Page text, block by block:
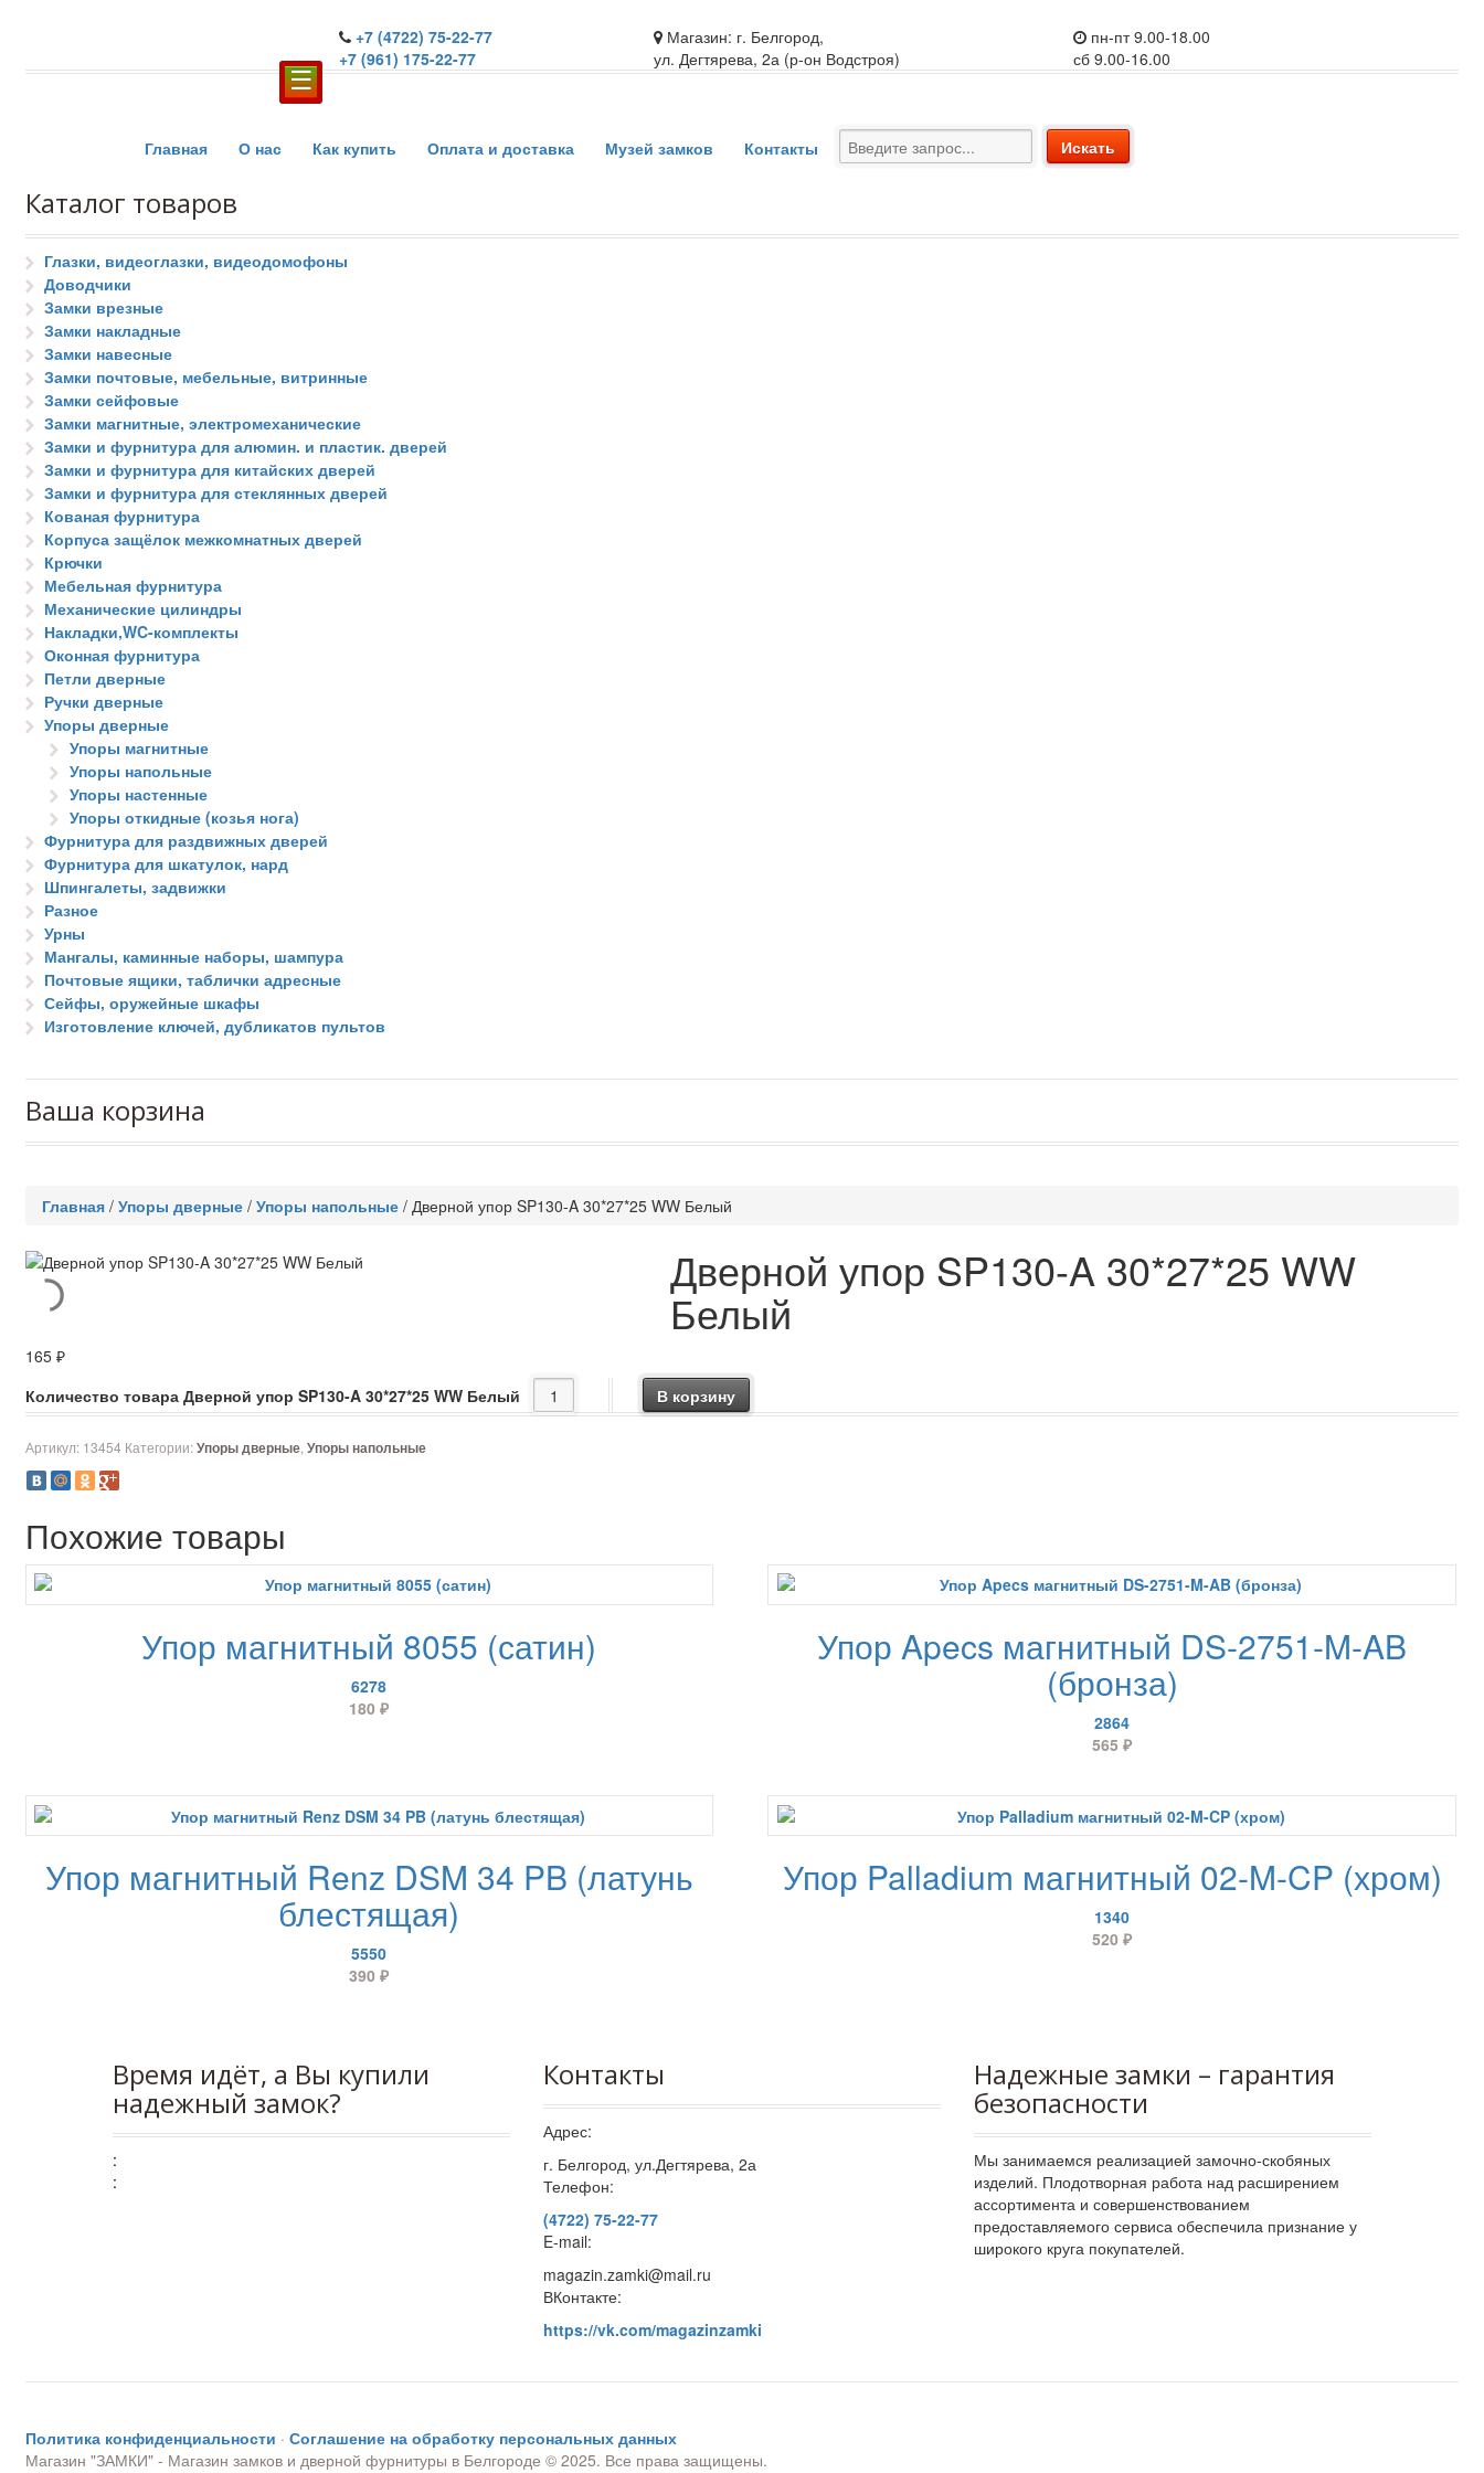
☰
+7 (4722) 75-22-77
+7 (961) 175-22-77
Магазин: г. Белгород,
ул. Дегтярева, 2а (р-он Водстроя)
пн-пт 9.00-18.00
сб 9.00-16.00
Главная О нас Как купить Оплата и доставка Музей замков Контакты
Каталог товаров
Глазки, видеоглазки, видеодомофоны
Доводчики
Замки врезные
Замки накладные
Замки навесные
Замки почтовые, мебельные, витринные
Замки сейфовые
Замки магнитные, электромеханические
Замки и фурнитура для алюмин. и пластик. дверей
Замки и фурнитура для китайских дверей
Замки и фурнитура для стеклянных дверей
Кованая фурнитура
Корпуса защёлок межкомнатных дверей
Крючки
Мебельная фурнитура
Механические цилиндры
Накладки,WC-комплекты
Оконная фурнитура
Петли дверные
Ручки дверные
Упоры дверные
Упоры магнитные
Упоры напольные
Упоры настенные
Упоры откидные (козья нога)
Фурнитура для раздвижных дверей
Фурнитура для шкатулок, нард
Шпингалеты, задвижки
Разное
Урны
Мангалы, каминные наборы, шампура
Почтовые ящики, таблички адресные
Сейфы, оружейные шкафы
Изготовление ключей, дубликатов пультов
Ваша корзина
Главная / Упоры дверные / Упоры напольные / Дверной упор SP130-A 30*27*25 WW Белый
Дверной упор SP130-A 30*27*25 WW
Белый
165 ₽
Количество товара Дверной упор SP130-A 30*27*25 WW Белый
В корзину
Артикул: 13454 Категории:Упоры дверные, Упоры напольные
Похожие товары
Упор магнитный 8055 (сатин)
6278
180₽
Упор Apecs магнитный DS-2751-M-AB
(бронза)
2864
565₽
Упор магнитный Renz DSM 34 PB (латунь
блестящая)
5550
390₽
Упор Palladium магнитный 02-M-CP (хром)
1340
520₽
Время идёт, а Вы купили
надежный замок?
:
:
Контакты
Адрес:
г. Белгород, ул.Дегтярева, 2а
Телефон:
(4722) 75-22-77
E-mail:
magazin.zamki@mail.ru
ВКонтакте:
https://vk.com/magazinzamki
Надежные замки – гарантия
безопасности
Мы занимаемся реализацией замочно-скобяных
изделий. Плодотворная работа над расширением
ассортимента и совершенствованием
предоставляемого сервиса обеспечила признание у
широкого круга покупателей.
Политика конфиденциальности · Соглашение на обработку персональных данных
Магазин "ЗАМКИ" - Магазин замков и дверной фурнитуры в Белгороде © 2025. Все права защищены.